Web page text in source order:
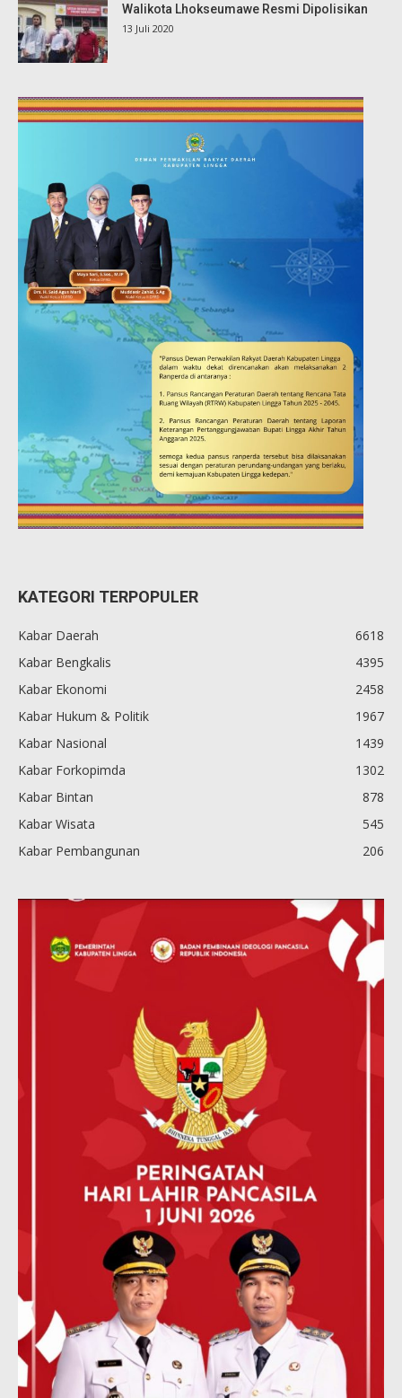
Walikota Lhokseumawe Resmi Dipolisikan
13 Juli 2020
KATEGORI TERPOPULER
Kabar Daerah
6618
Kabar Bengkalis
4395
Kabar Ekonomi
2458
Kabar Hukum & Politik
1967
Kabar Nasional
1439
Kabar Forkopimda
1302
Kabar Bintan
878
Kabar Wisata
545
Kabar Pembangunan
206